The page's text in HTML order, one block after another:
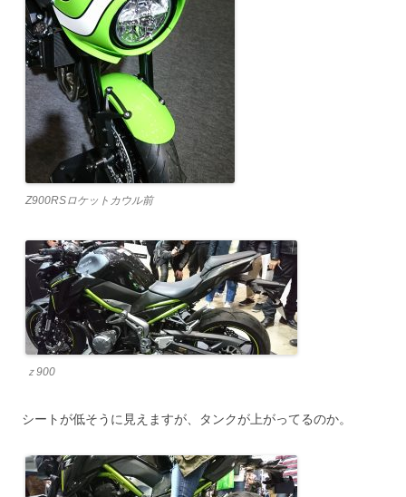
Z900RSロケットカウル前
ｚ900
シートが低そうに見えますが、タンクが上がってるのか。